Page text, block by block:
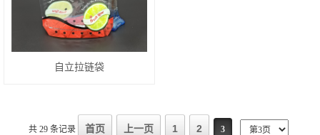
自立拉链袋
共 29 条记录 首页 上一页 1 2 3